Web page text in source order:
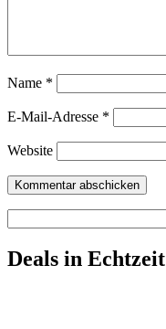
Name *
E-Mail-Adresse *
Website
Deals in Echtzeit